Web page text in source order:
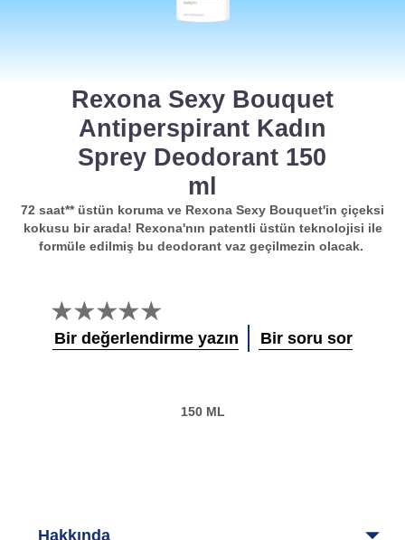
Rexona Sexy Bouquet
Antiperspirant Kadın
Sprey Deodorant 150
ml
72 saat** üstün koruma ve Rexona Sexy Bouquet'in çiçeksi
kokusu bir arada! Rexona'nın patentli üstün teknolojisi ile
formüle edilmiş bu deodorant vaz geçilmezin olacak.
Bu
product
için
Bir değerlendirme yazın Bir soru sor
150 ML
Hakkında